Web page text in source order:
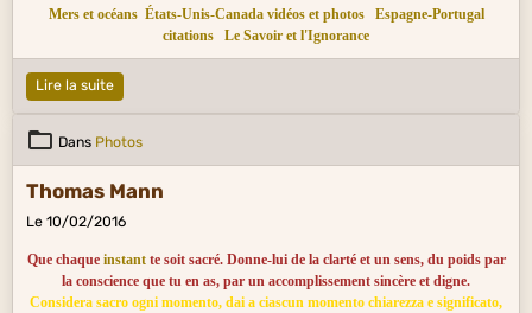
Mers et océans États-Unis-Canada vidéos et photos
Espagne-Portugal
citations
Le Savoir et l'Ignorance
Lire la suite
Dans Photos
Thomas Mann
Le 10/02/2016
Que chaque instantte soit sacré. Donne-lui de la clarté et un sens, du poids par
la conscience que tu en as, par un accomplissement sincère et digne.
Considera sacro ogni momento, dai a ciascun momento chiarezza e significato,